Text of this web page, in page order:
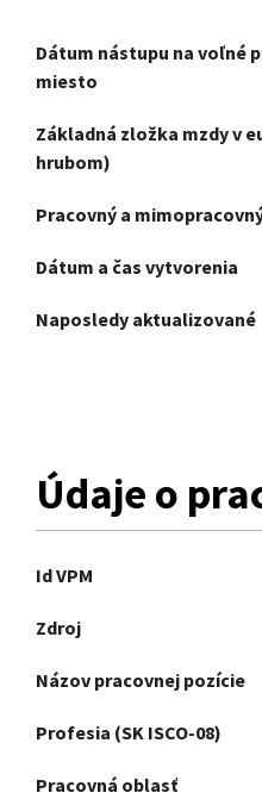
Dátum nástupu na voľné
miesto
Základná zložka mzdy v
hrubom)
Pracovný a
Dátum a čas vytvorenia
Naposledy aktualizované
Údaje o
Id VPM
Zdroj
Názov pracovnej pozície
Profesia (SK ISCO-08)
Pracovná oblasť